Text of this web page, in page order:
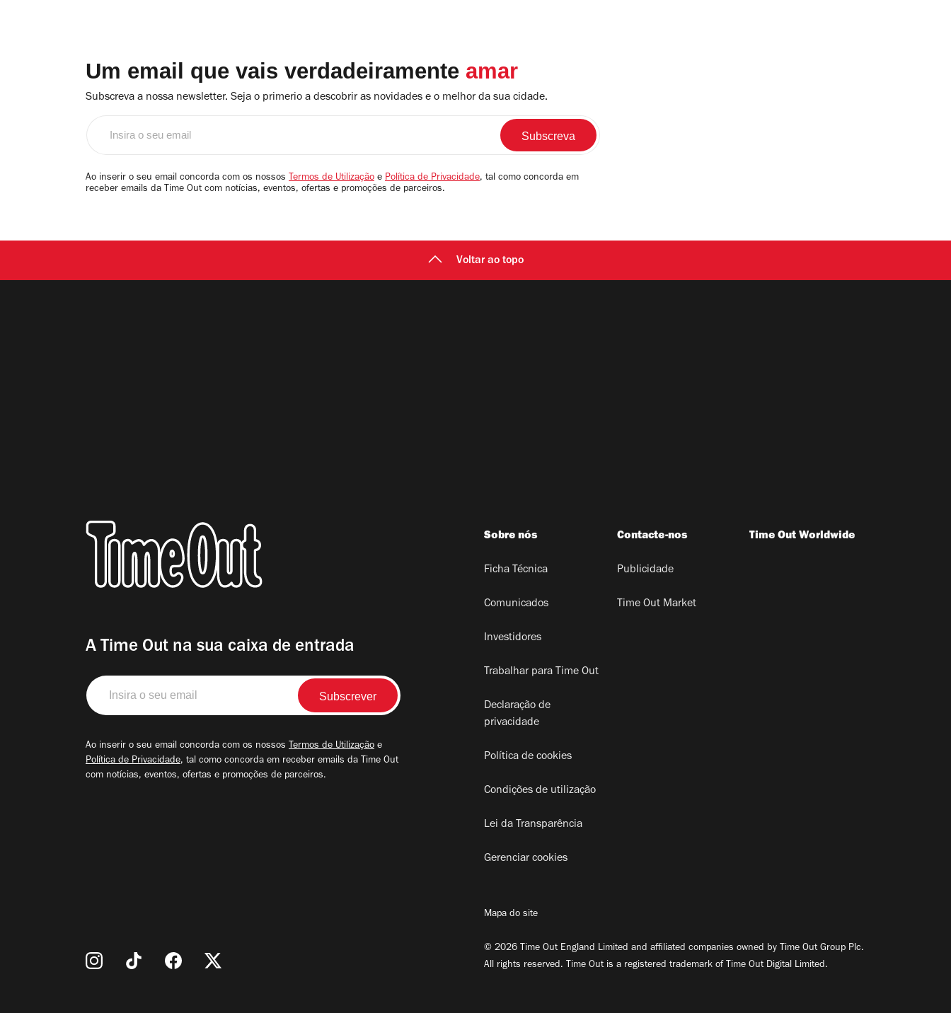
Um email que vais verdadeiramente amar
Subscreva a nossa newsletter. Seja o primerio a descobrir as novidades e o melhor da sua cidade.
email
Ao inserir o seu email concorda com os nossos Termos de Utilização e Política de Privacidade, tal como concorda em
receber emails da Time Out com notícias, eventos, ofertas e promoções de parceiros.
Voltar ao topo
A Time Out na sua caixa de entrada
Insira
o
seu
Ao inserir o seu email concorda com os nossos Termos de Utilização e
Política de Privacidade, tal como concorda em receber emails da Time Out
com notícias, eventos, ofertas e promoções de parceiros.
Sobre nós
Ficha Técnica
Comunicados
Investidores
Trabalhar para Time Out
Declaração de
privacidade
Política de cookies
Condições de utilização
Lei da Transparência
Gerenciar cookies
Contacte-nos
Publicidade
Time Out Market
Time Out Worldwide
Mapa do site
© 2026 Time Out England Limited and affiliated companies owned by Time Out Group Plc.
All rights reserved. Time Out is a registered trademark of Time Out Digital Limited.